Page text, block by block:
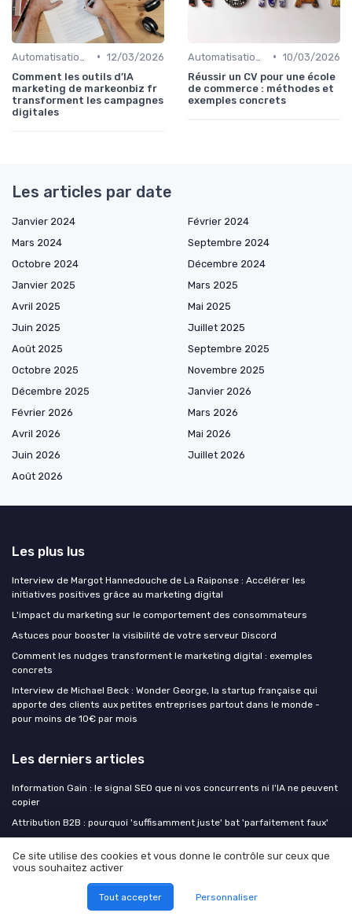
• 12/03/2026
Comment les outils d’IA
marketing de markeonbiz fr
transforment les campagnes
digitales
• 10/03/2026
Réussir un CV pour une école
de commerce : méthodes et
exemples concrets
Les articles par date
Janvier 2024
Février 2024
Mars 2024
Septembre 2024
Octobre 2024
Décembre 2024
Janvier 2025
Mars 2025
Avril 2025
Mai 2025
Juin 2025
Juillet 2025
Août 2025
Septembre 2025
Octobre 2025
Novembre 2025
Décembre 2025
Janvier 2026
Février 2026
Mars 2026
Avril 2026
Mai 2026
Juin 2026
Juillet 2026
Août 2026
Les plus lus
Interview de Margot Hannedouche de La Raiponse : Accélérer les
initiatives positives grâce au marketing digital
L'impact du marketing sur le comportement des consommateurs
Astuces pour booster la visibilité de votre serveur Discord
Comment les nudges transforment le marketing digital : exemples
concrets
Interview de Michael Beck : Wonder George, la startup française qui
apporte des clients aux petites entreprises partout dans le monde -
pour moins de 10€ par mois
Les derniers articles
Information Gain : le signal SEO que ni vos concurrents ni l'IA ne peuvent
copier
Attribution B2B : pourquoi 'suffisamment juste' bat 'parfaitement faux'
qui paie
Formuler une single minded proposition puissante pour un marketing de
Ce site utilise des cookies et vous donne le contrôle sur ceux que
vous souhaitez activer
Tout accepter Personnaliser